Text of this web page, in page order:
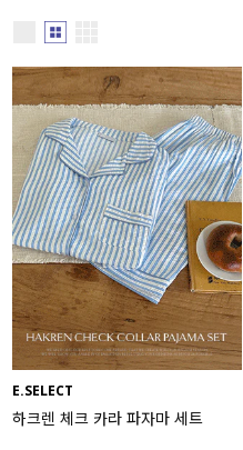
티셔츠
팬츠
셔츠
원피스
니트
수영복
아우터
스커트
E.SELECT
하크렌 체크 카라 파자마 세트